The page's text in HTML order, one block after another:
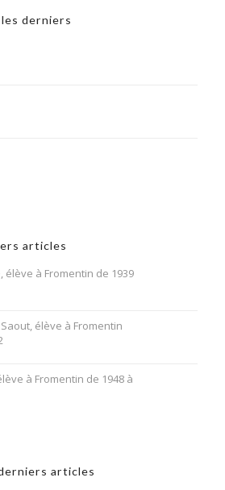
derniers
articles
élève à Fromentin de 1939
élève à Fromentin
à Fromentin de 1948 à
articles